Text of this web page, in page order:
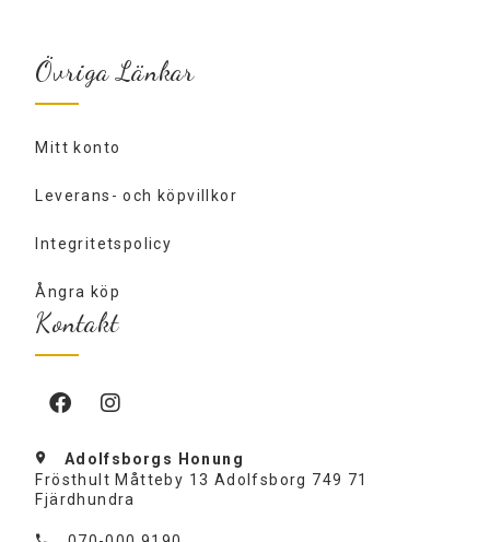
Övriga Länkar
Mitt konto
Leverans- och köpvillkor
Integritetspolicy
Ångra köp
Kontakt
Adolfsborgs Honung
Frösthult Måtteby 13 Adolfsborg 749 71
Fjärdhundra